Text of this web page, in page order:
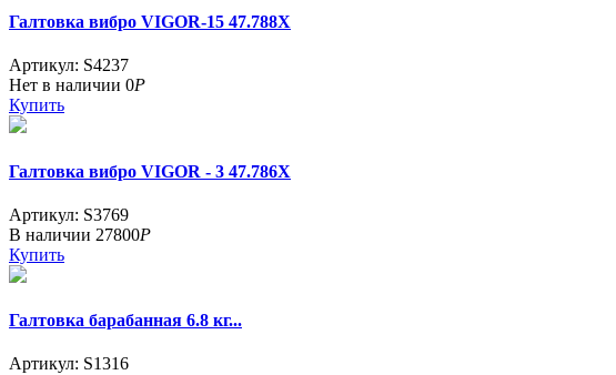
Галтовка вибро VIGOR-15 47.788Х
Артикул: S4237
Нет в наличии 0Р
Купить
Галтовка вибро VIGOR - 3 47.786Х
Артикул: S3769
В наличии 27800Р
Купить
Галтовка барабанная 6.8 кг...
Артикул: S1316